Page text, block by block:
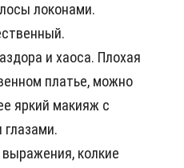
локонами.
и хаоса. Плохая
платье, можно
яркий макияж с
колкие